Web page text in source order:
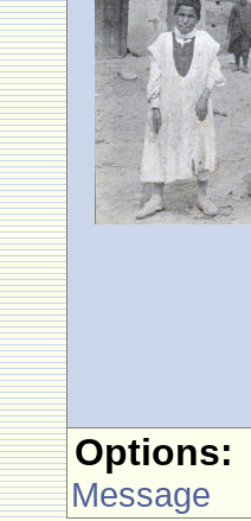
Options:
Message